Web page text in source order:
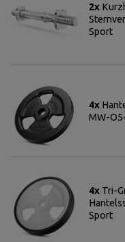
2x
Sport
4x
MW-
4x Tri-
Sport